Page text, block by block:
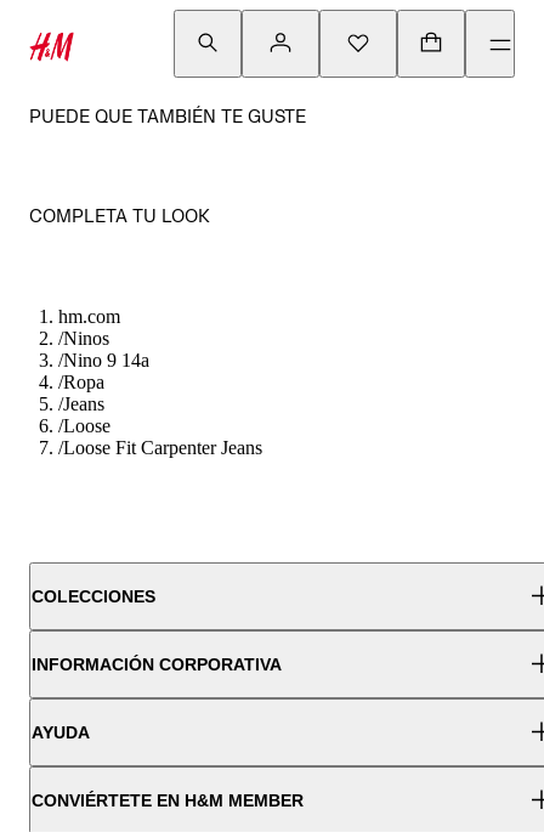
PUEDE QUE TAMBIÉN TE GUSTE
COMPLETA TU LOOK
hm.com
/Ninos
/Nino 9 14a
/Ropa
/Jeans
/Loose
/Loose Fit Carpenter Jeans
COLECCIONES
INFORMACIÓN CORPORATIVA
AYUDA
CONVIÉRTETE EN H&M MEMBER